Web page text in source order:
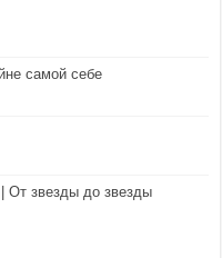
самой себе
звезды до звезды